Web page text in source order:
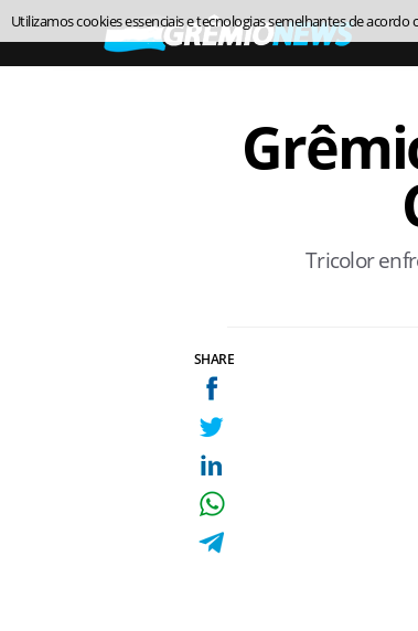
Tricolor
SHARE
Utilizamos cookies essenciais e tecnologias semelhantes de acordo